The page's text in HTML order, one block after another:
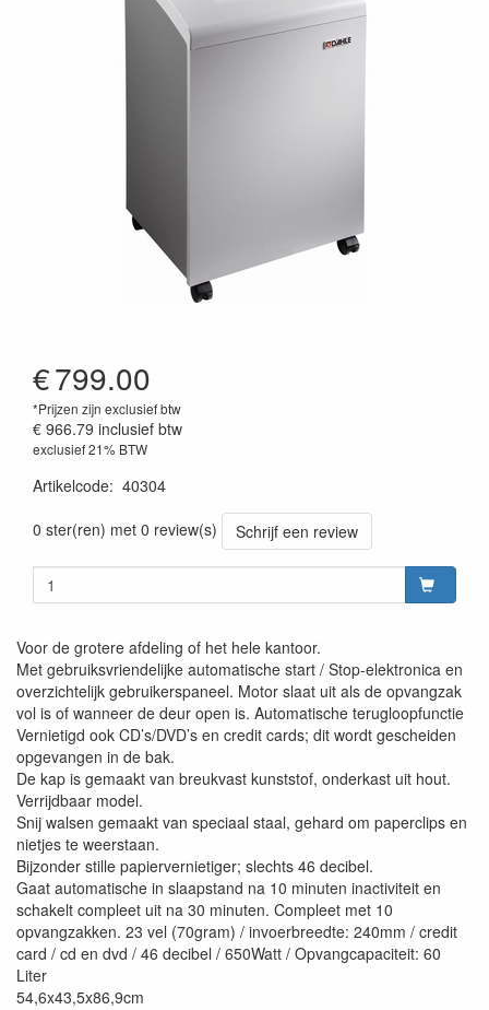
€799.00
*Prijzen zijn exclusief btw
€ 966.79 inclusief btw
exclusief 21% BTW
Artikelcode: 40304
0 ster(ren) met 0 review(s)
Schrijf een review
Voor de grotere afdeling of het hele kantoor.
Met gebruiksvriendelijke automatische start / Stop-elektronica en
overzichtelijk gebruikerspaneel. Motor slaat uit als de opvangzak
vol is of wanneer de deur open is. Automatische terugloopfunctie
Vernietigd ook CD’s/DVD’s en credit cards; dit wordt gescheiden
opgevangen in de bak.
De kap is gemaakt van breukvast kunststof, onderkast uit hout.
Verrijdbaar model.
Snij walsen gemaakt van speciaal staal, gehard om paperclips en
nietjes te weerstaan.
Bijzonder stille papiervernietiger; slechts 46 decibel.
Gaat automatische in slaapstand na 10 minuten inactiviteit en
schakelt compleet uit na 30 minuten. Compleet met 10
opvangzakken. 23 vel (70gram) / invoerbreedte: 240mm / credit
card / cd en dvd / 46 decibel / 650Watt / Opvangcapaciteit: 60
Liter
54,6x43,5x86,9cm